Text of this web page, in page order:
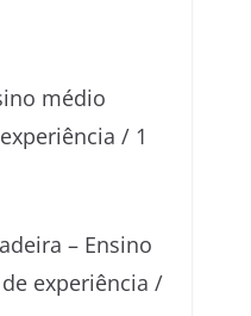
médio
/ 1
– Ensino
experiência /